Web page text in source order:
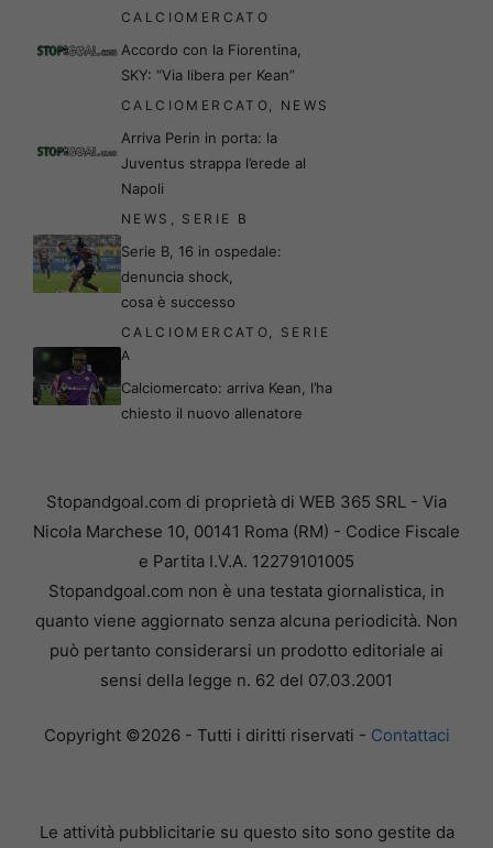
CALCIOMERCATO
Accordo con la Fiorentina,
SKY: “Via libera per Kean”
CALCIOMERCATO, NEWS
Arriva Perin in porta: la
Juventus strappa l’erede al
Napoli
NEWS , SERIE B
Serie B, 16 in ospedale:
denuncia shock,
cosa è successo
CALCIOMERCATO, SERIE
A
Calciomercato: arriva Kean, l’ha
chiesto il nuovo allenatore
Stopandgoal.com di proprietà di WEB 365 SRL - Via
Nicola Marchese 10, 00141 Roma (RM) - Codice Fiscale
e Partita I.V.A. 12279101005
Stopandgoal.com non è una testata giornalistica, in
quanto viene aggiornato senza alcuna periodicità. Non
può pertanto considerarsi un prodotto editoriale ai
sensi della legge n. 62 del 07.03.2001
Copyright ©2026 - Tutti i diritti riservati - Contattaci
Le attività pubblicitarie su questo sito sono gestite da